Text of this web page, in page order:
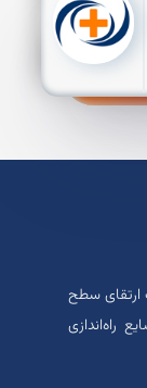
ارتقای سطح
راه‌اندازی